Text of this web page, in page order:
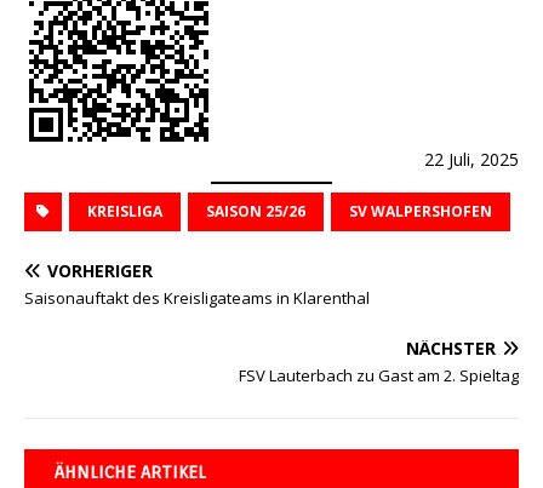
22 Juli, 2025
KREISLIGA SAISON 25/26 SV WALPERSHOFEN
VORHERIGER
Saisonauftakt des Kreisligateams in Klarenthal
NÄCHSTER
FSV Lauterbach zu Gast am 2. Spieltag
ÄHNLICHE ARTIKEL